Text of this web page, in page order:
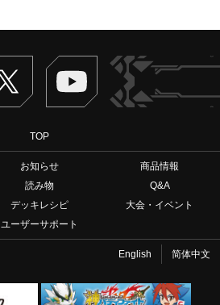
Twitter ヴァンガードch
TOP
お知らせ
商品情報
読み物
Q&A
デッキレシピ
大会・イベント
ユーザーサポート
English 简体中文